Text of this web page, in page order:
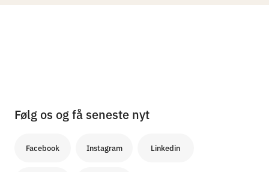
Følg os og få seneste nyt
Facebook Instagram Linkedin